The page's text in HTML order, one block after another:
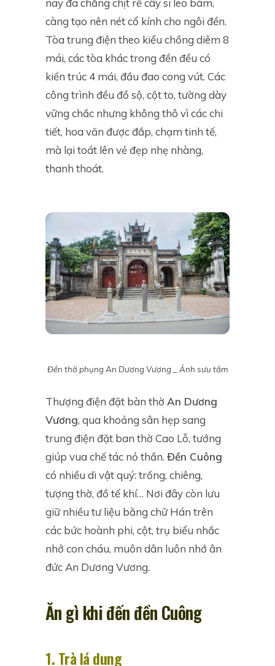
nay đã chằng chịt rễ cây si leo bám,
càng tạo nên nét cổ kính cho ngôi đền.
Tòa trung điện theo kiểu chồng diêm 8
mái, các tòa khác trong đền đều có
kiến trúc 4 mái, đầu đao cong vút. Các
công trình đều đồ sộ, cột to, tường dày
vững chắc nhưng không thô vì các chi
tiết, hoa văn được đắp, chạm tinh tế,
mà lại toát lên vẻ đẹp nhẹ nhàng,
thanh thoát.
Đền thờ phụng An Dương Vương _ Ảnh sưu tầm
Thượng điện đặt bàn thờ An Dương
Vương, qua khoảng sân hẹp sang
trung điện đặt ban thờ Cao Lỗ, tướng
giúp vua chế tác nỏ thần. Đền Cuông
có nhiều di vật quý: trống, chiêng,
tượng thờ, đồ tế khí… Nơi đây còn lưu
giữ nhiều tư liệu bằng chữ Hán trên
các bức hoành phi, cột, trụ biểu nhắc
nhở con cháu, muôn dân luôn nhớ ân
đức An Dương Vương.
Ăn gì khi đến đền Cuông
1. Trà lá dung